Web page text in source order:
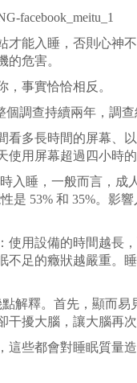
入睡，否則心神
危害。
事實恰恰相反。
調查持續兩年，調
長時間的屏幕、
用屏幕超過四小時
睡，一般而言，成
是 53% 和 35%。影
使用設備的時間越長
足的癥狀越嚴重。
釋。首先，顯而易
擾大腦，讓大腦再次
都會對睡眠質量